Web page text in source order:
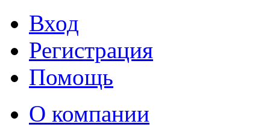
Вход
Регистрация
Помощь
О компании